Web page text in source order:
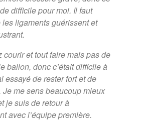
difficile pour moi. Il faut
ligaments guérissent et
courir et tout faire mais pas de
ballon, donc c’était difficile à
essayé de rester fort et de
Je me sens beaucoup mieux
je suis de retour à
avec l’équipe première.